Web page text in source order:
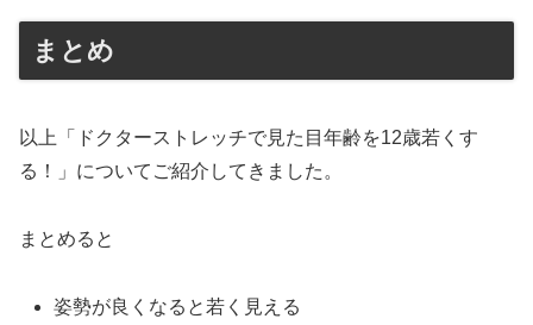
まとめ
以上「ドクターストレッチで見た目年齢を12歳若くす
る！」についてご紹介してきました。
まとめると
姿勢が良くなると若く見える